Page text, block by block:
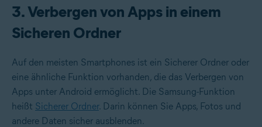
3. Verbergen von Apps in einem
Sicheren Ordner
Auf den meisten Smartphones ist ein Sicherer Ordner oder
eine ähnliche Funktion vorhanden, die das Verbergen von
Apps unter Android ermöglicht. Die Samsung-Funktion
heißt Sicherer Ordner. Darin können Sie Apps, Fotos und
andere Daten sicher ausblenden.